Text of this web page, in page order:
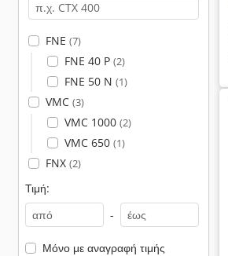
FNE (7)
FNE 40 P (2)
FNE 50 N (1)
VMC (3)
VMC 1000 (2)
VMC 650 (1)
FNX (2)
Τιμή:
-
Μόνο με αναγραφή τιμής